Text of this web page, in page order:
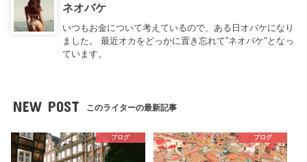
ネオバケ
いつもお金について考えているので、ある日オバケになり
ました。 最近オカをどっかに置き忘れて”ネオバケ"となっ
ています。
NEW POST このライターの最新記事
ブログ ブログ